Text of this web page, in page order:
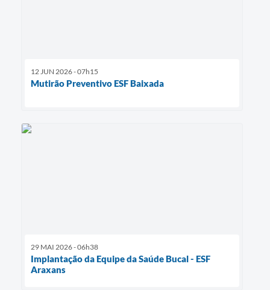
12 JUN 2026 - 07h15
Mutirão Preventivo ESF Baixada
29 MAI 2026 - 06h38
Implantação da Equipe da Saúde Bucal - ESF
Araxans